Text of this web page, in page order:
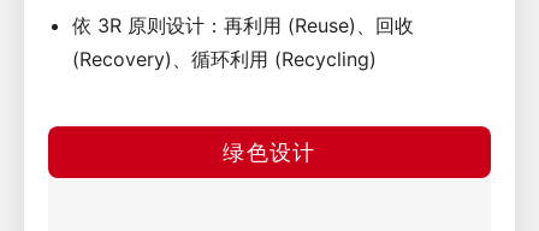
依 3R 原则设计：再利用 (Reuse)、回收
(Recovery)、循环利用 (Recycling)
绿色设计